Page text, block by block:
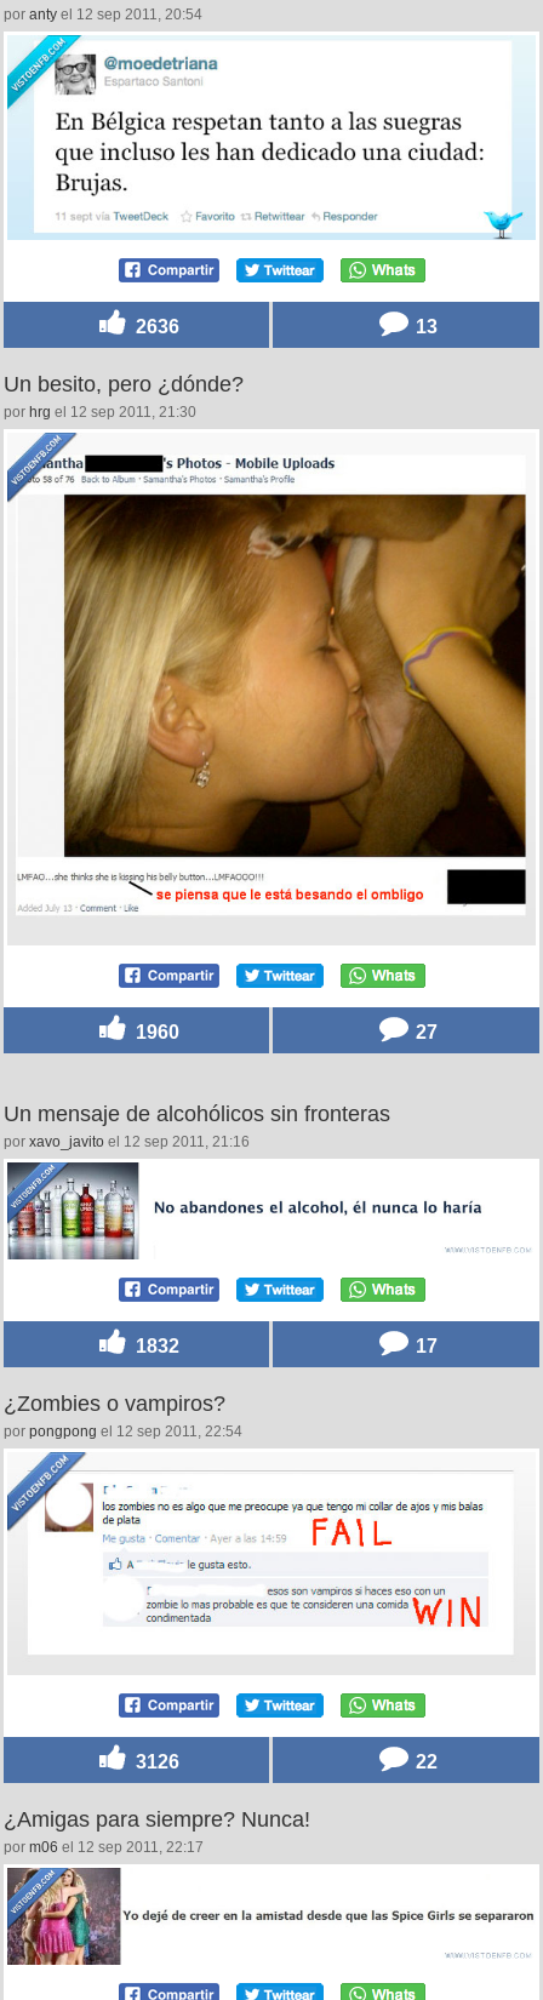
por anty el 12 sep 2011, 20:54
2636 13
Un besito, pero ¿dónde?
por hrg el 12 sep 2011, 21:30
1960 27
Un mensaje de alcohólicos sin fronteras
por xavo_javito el 12 sep 2011, 21:16
1832 17
¿Zombies o vampiros?
por pongpong el 12 sep 2011, 22:54
3126 22
¿Amigas para siempre? Nunca!
por m06 el 12 sep 2011, 22:17